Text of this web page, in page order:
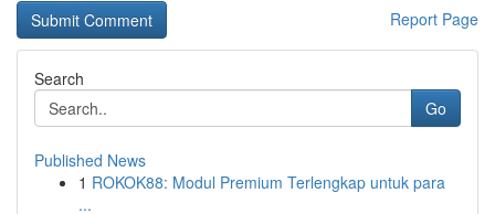
Report Page
Search
Go
Published News
1 ROKOK88: Modul Premium Terlengkap untuk para
...